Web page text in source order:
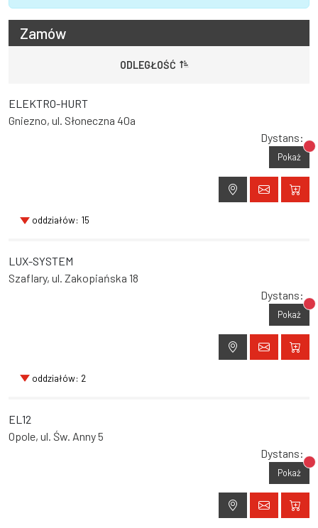
Zamów
ODLEGŁOŚĆ
ELEKTRO-HURT
Gniezno, ul. Słoneczna 40a
Dystans:
Pokaż
oddziałów: 15
LUX-SYSTEM
Szaflary, ul. Zakopiańska 18
Dystans:
Pokaż
oddziałów: 2
EL12
Opole, ul. Św. Anny 5
Dystans:
Pokaż